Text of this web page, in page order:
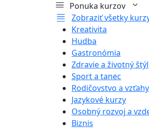
Ponuka kurzov
Zobraziť všetky
Kreativita
Hudba
Gastronómia
Zdravie a životný štýl
Sport a tanec
Rodičovstvo a vzťahy
Jazykové kurzy
Osobný rozvoj a
Biznis